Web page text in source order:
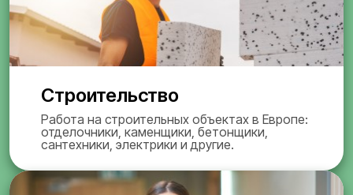
Строительство
Работа на строительных объектах в Европе:
отделочники, каменщики, бетонщики,
сантехники, электрики и другие.